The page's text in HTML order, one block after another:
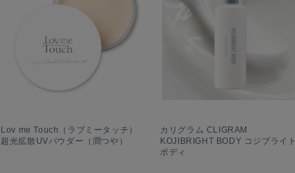
Lov me Touch（ラブミータッチ）
超光拡散UVパウダー（潤つや）
カリグラム CLIGRAM
KOJIBRIGHT BODY コジブライト
ボディ